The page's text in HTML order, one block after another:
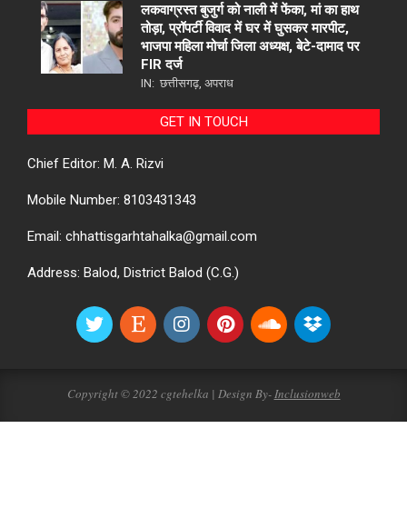
लकवाग्रस्त बुजुर्ग को नाली में फेंका, मां का हाथ
तोड़ा, प्रॉपर्टी विवाद में घर में घुसकर मारपीट,
भाजपा महिला मोर्चा जिला अध्यक्ष, बेटे-दामाद पर
FIR दर्ज
IN: छत्तीसगढ़ अपराध
GET IN TOUCH
Chief Editor: M. A. Rizvi
Mobile Number: 8103431343
Email: chhattisgarhtahalka@gmail.com
Address: Balod, District Balod (C.G.)
Copyright © 2022 cgtehelka | Design By-Inclusionweb